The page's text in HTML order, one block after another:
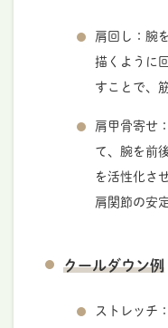
肩回し：腕
描くように
すことで、
肩甲骨寄せ
て、腕を前
を活性化さ
肩関節の安
クールダウン例
ストレッチ